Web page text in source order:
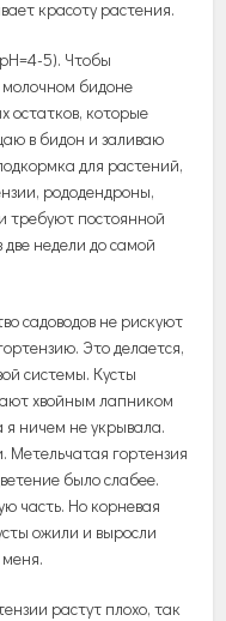
красоту растения.
5). Чтобы
молочном бидоне
остатков, которые
в бидон и заливаю
для растений,
рододендроны,
требуют постоянной
недели до самой
садоводов не рискуют
Это делается,
системы. Кусты
хвойным лапником
ничем не укрывала.
Метельчатая гортензия
было слабее.
часть. Но корневая
ожили и выросли
растут плохо, так